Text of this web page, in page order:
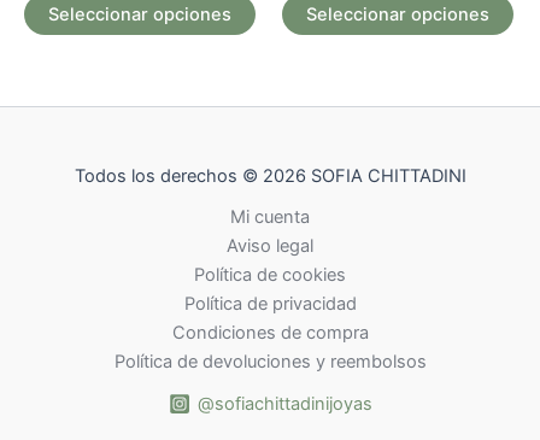
Seleccionar opciones
se
pueden
de
producto
Seleccionar opciones
se
Todos los derechos © 2026 SOFIA CHITTADINI
Mi cuenta
Aviso legal
Política de cookies
Política de privacidad
Condiciones de compra
Política de devoluciones y reembolsos
@sofiachittadinijoyas